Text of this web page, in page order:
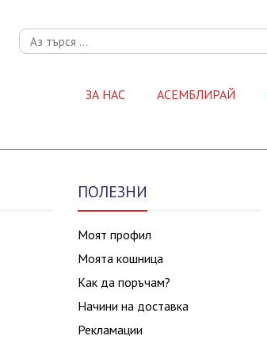
ЗА НАС АСЕМБЛИРАЙ
ПОЛЕЗНИ
Моят профил
Моята кошница
Как да поръчам?
Начини на доставка
Рекламации